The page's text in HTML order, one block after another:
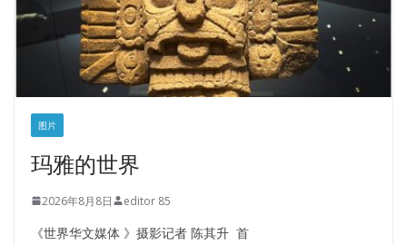
图片
玛雅的世界
2026年8月8日 editor 85
《世界华文媒体 》摄影记者 陈其升 首